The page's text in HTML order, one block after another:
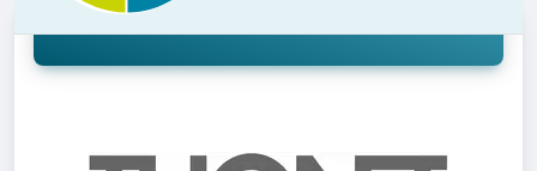
Ausbildung bei Thonet GmbH